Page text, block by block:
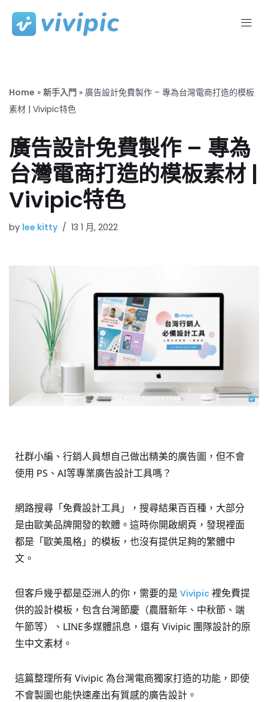
Skip
Home » 新手入門 » 廣告設計免費製作 – 專為台灣電商打造的模板
素材 | Vivipic特色
廣告設計免費製作 – 專為
台灣電商打造的模板素材 |
Vivipic特色
by lee kitty 13 1 月, 2022
社群小編、行銷人員想自己做出精美的廣告圖，但不會
使用 PS、AI等專業廣告設計工具嗎？
網路搜尋「免費設計工具」，搜尋結果百百種，大部分
是由歐美品牌開發的軟體。這時你開啟網頁，發現裡面
都是「歐美風格」的模板，也沒有提供足夠的繁體中
文。
但客戶幾乎都是亞洲人的你，需要的是 Vivipic 裡免費提
供的設計模板，包含台灣節慶（農曆新年、中秋節、端
午節等）、LINE多媒體訊息，還有 Vivipic 團隊設計的原
生中文素材。
這篇整理所有 Vivipic 為台灣電商獨家打造的功能，即使
不會製圖也能快速產出有質感的廣告設計。